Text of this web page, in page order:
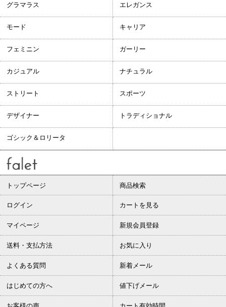
グラマラス エレガンス
モード キャリア
フェミニン ガーリー
カジュアル ナチュラル
ストリート スポーツ
デザイナー トラディショナル
ゴシック＆ロリータ
トップページ 商品検索
ログイン カートを見る
マイページ 新規会員登録
送料・支払方法 お気に入り
よくある質問 新着メール
はじめての方へ 値下げメール